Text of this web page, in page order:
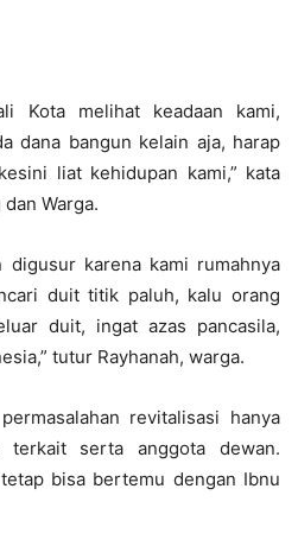
Kota melihat keadaan kami,
dana bangun kelain aja, harap
liat kehidupan kami,” kata
Warga.
digusur karena kami rumahnya
duit titik paluh, kalu orang
duit, ingat azas pancasila,
tutur Rayhanah, warga.
revitalisasi hanya
terkait serta anggota dewan.
bisa bertemu dengan Ibnu